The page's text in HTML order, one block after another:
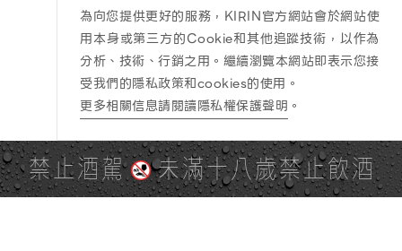
禁止酒駕 未滿十八歲禁止飲酒
為向您提供更好的服務，KIRIN官方網站會於網站使
用本身或第三方的Cookie和其他追蹤技術，以作為
分析、技術、行銷之用。繼續瀏覽本網站即表示您接
受我們的隱私政策和cookies的使用。
更多相關信息請閱讀隱私權保護聲明 。
PAGE TOP